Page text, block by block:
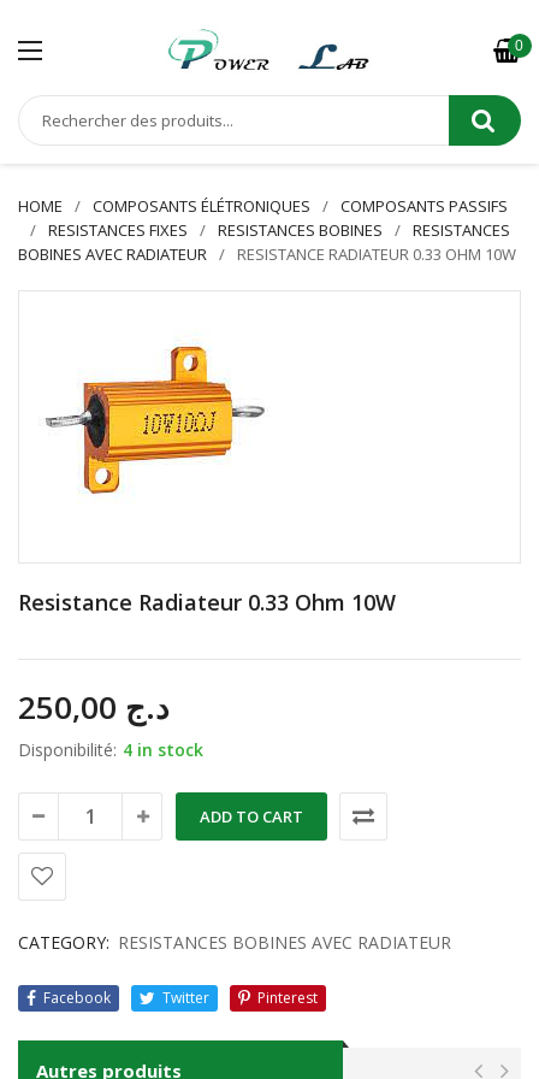
0
HOME COMPOSANTS ÉLÉTRONIQUES
COMPOSANTS PASSIFS
RESISTANCES FIXES
RESISTANCES BOBINES
RESISTANCES
BOBINES AVEC RADIATEUR
RESISTANCE RADIATEUR 0.33 OHM 10W
Resistance Radiateur 0.33 Ohm 10W
د.ج
Disponibilité: 4 in stock
ADD TO CART
CATEGORY: RESISTANCES BOBINES AVEC RADIATEUR
Facebook Twitter Pinterest
Autres produits